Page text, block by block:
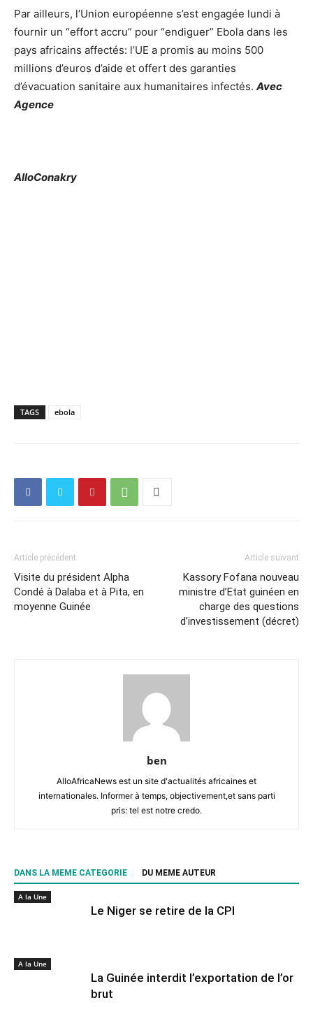
Par ailleurs, l’Union européenne s’est engagée lundi à
fournir un “effort accru” pour “endiguer” Ebola dans les
pays africains affectés: l’UE a promis au moins 500
millions d’euros d’aide et offert des garanties
d’évacuation sanitaire aux humanitaires infectés. Avec
Agence
AlloConakry
TAGS ebola
Article précédent
Visite du président Alpha
Condé à Dalaba et à Pita, en
moyenne Guinée
Article suivant
Kassory Fofana nouveau
ministre d’Etat guinéen en
charge des questions
d’investissement (décret)
ben
AlloAfricaNews est un site d'actualités africaines et
internationales. Informer à temps, objectivement,et sans parti
pris: tel est notre credo.
DANS LA MEME CATEGORIE DU MEME AUTEUR
A la Une
Le Niger se retire de la CPI
A la Une
La Guinée interdit l’exportation de l’or
brut